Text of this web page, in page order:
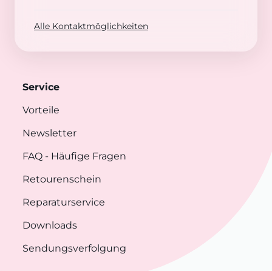
Alle Kontaktmöglichkeiten
Service
Vorteile
Newsletter
FAQ - Häufige Fragen
Retourenschein
Reparaturservice
Downloads
Sendungsverfolgung